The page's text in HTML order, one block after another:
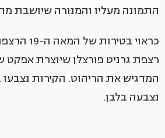
התמונה מעליו והמנורה שיושבת
כראוי
רצפת גרניט פורצלן שיוצרת
המדגיש את הריהוט. הקירות
נצבעה בלבן.